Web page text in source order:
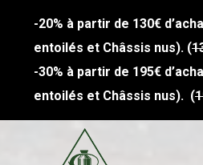
-20% à partir de 130€
entoilés et Châssis nus). (
-30% à partir de 195€
entoilés et Châssis nus). (